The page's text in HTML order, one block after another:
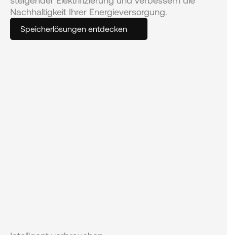
Nachhaltigkeit Ihrer Energieversorgung.
Speicherlösungen entdecken